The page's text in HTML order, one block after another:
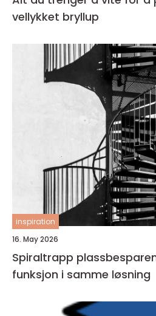
vellykket bryllup
inspiration
16. May 2026
Spiraltrapp plassbesparende design og
funksjon i samme løsning